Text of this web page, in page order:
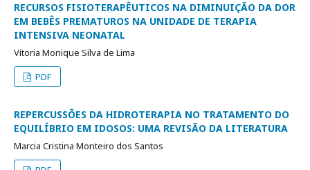
RECURSOS FISIOTERAPÊUTICOS NA DIMINUIÇÃO DA DOR
EM BEBÊS PREMATUROS NA UNIDADE DE TERAPIA
INTENSIVA NEONATAL
Vitoria Monique Silva de Lima
PDF
REPERCUSSÕES DA HIDROTERAPIA NO TRATAMENTO DO
EQUILÍBRIO EM IDOSOS: UMA REVISÃO DA LITERATURA
Marcia Cristina Monteiro dos Santos